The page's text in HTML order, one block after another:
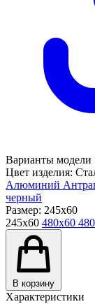
Варианты модели
Цвет изделия:
Алюминий
черный
Размер: 245x60
245x60 480x60
В корзину
Характеристики